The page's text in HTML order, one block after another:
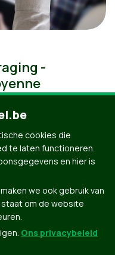
-
cookies die
te laten functioneren.
en hier is
we ook gebruik van
om de website
Ons privacybeleid